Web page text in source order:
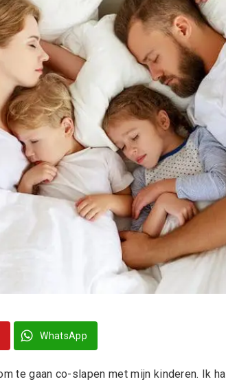
WhatsApp
te gaan co-slapen met mijn kinderen. Ik